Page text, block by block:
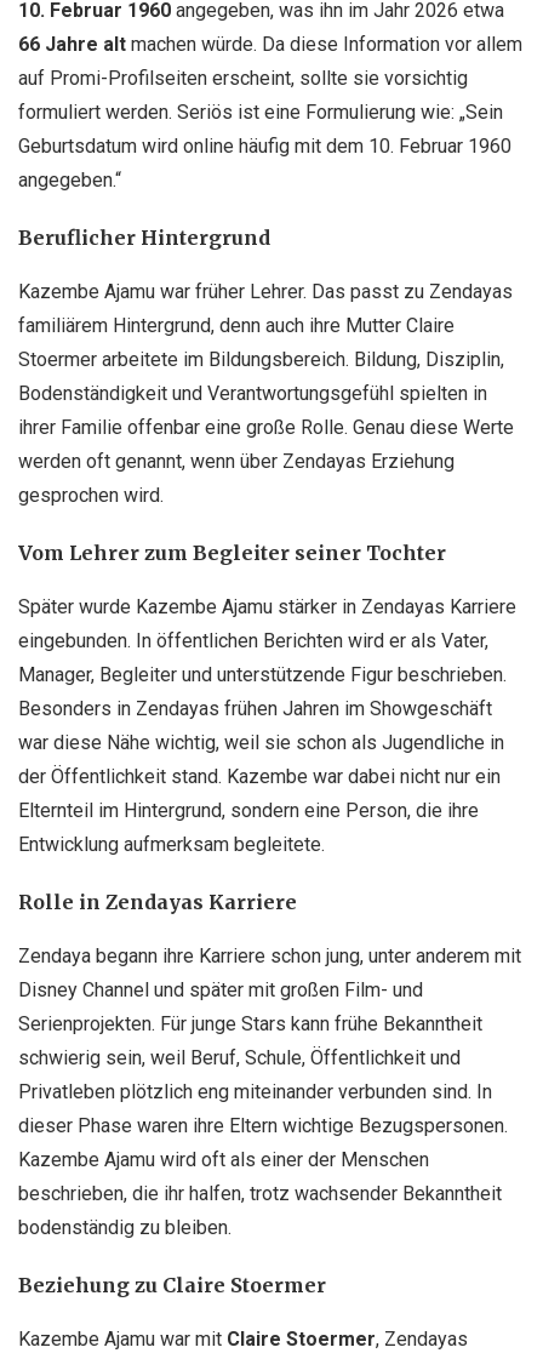
10. Februar 1960 angegeben, was ihn im Jahr 2026 etwa
66 Jahre alt machen würde. Da diese Information vor allem
auf Promi-Profilseiten erscheint, sollte sie vorsichtig
formuliert werden. Seriös ist eine Formulierung wie: „Sein
Geburtsdatum wird online häufig mit dem 10. Februar 1960
angegeben.“
Beruflicher Hintergrund
Kazembe Ajamu war früher Lehrer. Das passt zu Zendayas
familiärem Hintergrund, denn auch ihre Mutter Claire
Stoermer arbeitete im Bildungsbereich. Bildung, Disziplin,
Bodenständigkeit und Verantwortungsgefühl spielten in
ihrer Familie offenbar eine große Rolle. Genau diese Werte
werden oft genannt, wenn über Zendayas Erziehung
gesprochen wird.
Vom Lehrer zum Begleiter seiner Tochter
Später wurde Kazembe Ajamu stärker in Zendayas Karriere
eingebunden. In öffentlichen Berichten wird er als Vater,
Manager, Begleiter und unterstützende Figur beschrieben.
Besonders in Zendayas frühen Jahren im Showgeschäft
war diese Nähe wichtig, weil sie schon als Jugendliche in
der Öffentlichkeit stand. Kazembe war dabei nicht nur ein
Elternteil im Hintergrund, sondern eine Person, die ihre
Entwicklung aufmerksam begleitete.
Rolle in Zendayas Karriere
Zendaya begann ihre Karriere schon jung, unter anderem mit
Disney Channel und später mit großen Film- und
Serienprojekten. Für junge Stars kann frühe Bekanntheit
schwierig sein, weil Beruf, Schule, Öffentlichkeit und
Privatleben plötzlich eng miteinander verbunden sind. In
dieser Phase waren ihre Eltern wichtige Bezugspersonen.
Kazembe Ajamu wird oft als einer der Menschen
beschrieben, die ihr halfen, trotz wachsender Bekanntheit
bodenständig zu bleiben.
Beziehung zu Claire Stoermer
Kazembe Ajamu war mit Claire Stoermer, Zendayas